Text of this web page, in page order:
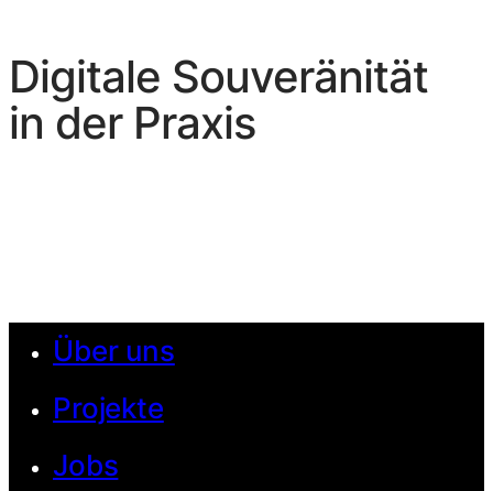
Digitale Souveränität
in der Praxis
Über uns
Projekte
Jobs